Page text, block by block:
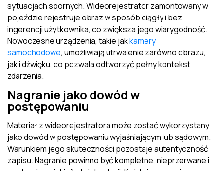
sytuacjach spornych. Wideorejestrator zamontowany w
pojeździe rejestruje obraz w sposób ciągły i bez
ingerencji użytkownika, co zwiększa jego wiarygodność.
Nowoczesne urządzenia, takie jakkamery
samochodowe, umożliwiają utrwalenie zarówno obrazu,
jak i dźwięku, co pozwala odtworzyć pełny kontekst
zdarzenia.
Nagranie jako dowód w
postępowaniu
Materiał z wideorejestratora może zostać wykorzystany
jako dowód w postępowaniu wyjaśniającym lub sądowym.
Warunkiem jego skuteczności pozostaje autentyczność
zapisu. Nagranie powinno być kompletne, nieprzerwane i